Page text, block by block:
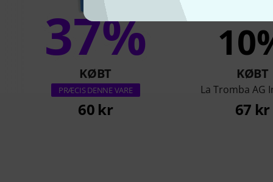
37%
KØBT
PRÆCIS DENNE VARE
60 kr
KØBT
La Tromba AG
67 kr